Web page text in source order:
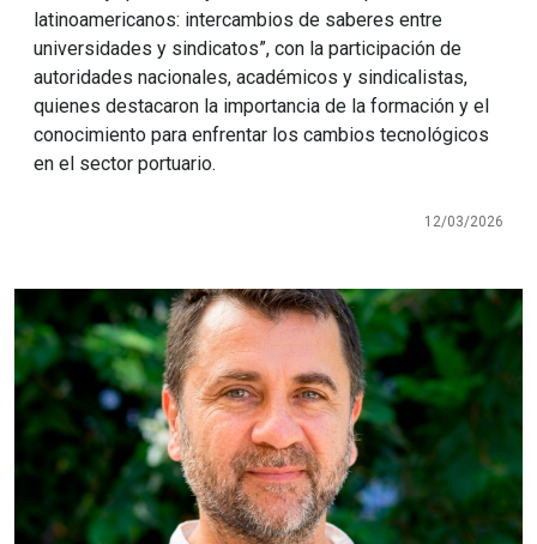
latinoamericanos: intercambios de saberes entre
universidades y sindicatos”, con la participación de
autoridades nacionales, académicos y sindicalistas,
quienes destacaron la importancia de la formación y el
conocimiento para enfrentar los cambios tecnológicos
en el sector portuario.
12/03/2026
Imagen